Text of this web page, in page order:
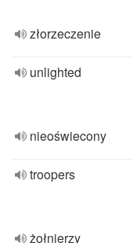
złorzeczenie
unlighted
nieoświecony
troopers
żołnierzy